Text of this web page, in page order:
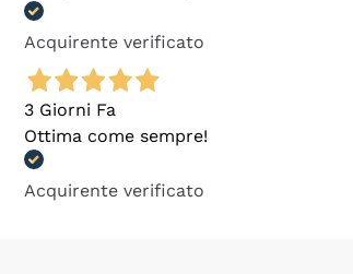
Acquirente verificato
3 Giorni Fa
Ottima come sempre!
Acquirente verificato